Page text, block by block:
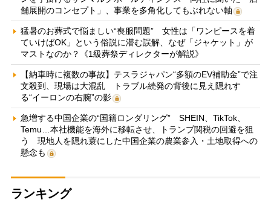
舗展開のコンセプト」、事業を多角化してもぶれない軸
猛暑のお葬式で悩ましい“喪服問題” 女性は「ワンピースを着
ていけばOK」という俗説に潜む誤解、なぜ「ジャケット」が
マストなのか？《1級葬祭ディレクターが解説》
【納車時に複数の事故】テスラジャパン“多額のEV補助金”で注
文殺到、現場は大混乱 トラブル続発の背後に見え隠れす
る“イーロンの右腕”の影
急増する中国企業の“国籍ロンダリング” SHEIN、TikTok、
Temu…本社機能を海外に移転させ、トランプ関税の回避を狙
う 現地人を隠れ蓑にした中国企業の農業参入・土地取得への
懸念も
ランキング